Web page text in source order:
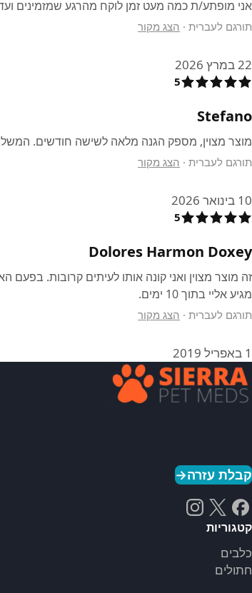
אני מופתע/ת כמה מעט זמן לוקח מהרגע שמזמינים
תורגם לעברית · הצג מקור
22 במרץ 2026
5
Stefano
מוצר מצוין, מספק הגנה מלאה לשישה חודשים.
תורגם לעברית · הצג מקור
10 בינואר 2026
5
Dolores Harmon Doxey
זה מוצר מצוין ואני קונה אותו לעיתים קרובות.
מגיע אליי בתוך 10 ימים.
תורגם לעברית · הצג מקור
1 באפריל 2019
קבלת עזרה→
קטגוריות
כלבים
חתולים